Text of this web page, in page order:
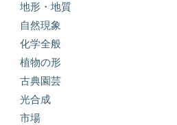
地形・地質
自然現象
化学全般
植物の形
古典園芸
光合成
市場